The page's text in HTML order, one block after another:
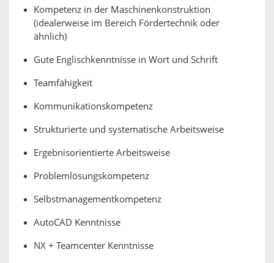
Kompetenz in der Maschinenkonstruktion
(idealerweise im Bereich Fördertechnik oder
ähnlich)
Gute Englischkenntnisse in Wort und Schrift
Teamfähigkeit
Kommunikationskompetenz
Strukturierte und systematische Arbeitsweise
Ergebnisorientierte Arbeitsweise
Problemlösungskompetenz
Selbstmanagementkompetenz
AutoCAD Kenntnisse
NX + Teamcenter Kenntnisse